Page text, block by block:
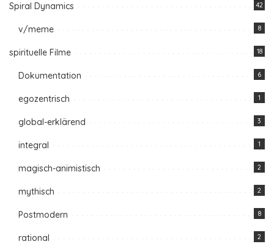
Spiral Dynamics 42
v/meme 8
spirituelle Filme 18
Dokumentation 6
egozentrisch 1
global-erklärend 3
integral 1
magisch-animistisch 2
mythisch 2
Postmodern 8
rational 2